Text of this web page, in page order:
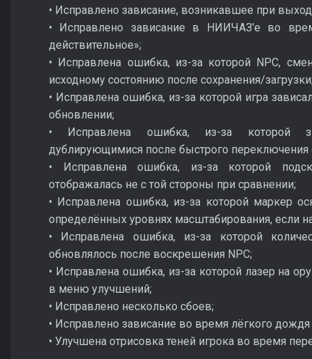
• Исправлено зависание, возникавшее при
• Исправлено зависание в НИИЧАЗ'е во
действительное»;
• Исправлена ошибка, из-за которой NPC,
исходному состоянию после сохранения/
• Исправлена ошибка, из-за которой игра
обновлении;
• Исправлена ошибка, из-за которой
дублирующимися после быстрого переключения
• Исправлена ошибка, из-за которой
отображалась не с той стороны при сравнении;
• Исправлена ошибка, из-за которой маркер
определённых уровнях масштабирования, если
• Исправлена ошибка, из-за которой
обновлялось после воскрешения NPC;
• Исправлена ошибка, из-за которой лазер на
в меню улучшений;
• Исправлено несколько сбоев;
• Исправлено зависание во время лёгкого
• Улучшена отрисовка теней игрока во время